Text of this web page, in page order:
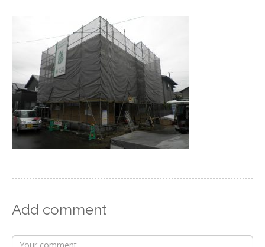
Add comment